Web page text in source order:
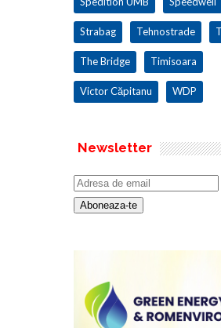
Strabag Tehnostrade
The Bridge Timisoara
Victor Căpitanu WDP
Newsletter